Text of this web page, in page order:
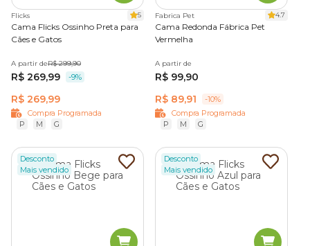
Flicks 5
Cama Flicks Ossinho Preta para
Cães e Gatos
A partir deR$ 299,90
R$ 269,99 -9%
R$ 269,99
Compra Programada
P
M G
Fabrica Pet 4.7
Cama Redonda Fábrica Pet
Vermelha
A partir de
R$ 99,90
R$ 89,91
-10%
Compra Programada
P
M G
Desconto
Mais vendido
Desconto
Mais vendido